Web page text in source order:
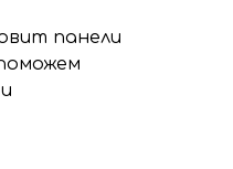
панели